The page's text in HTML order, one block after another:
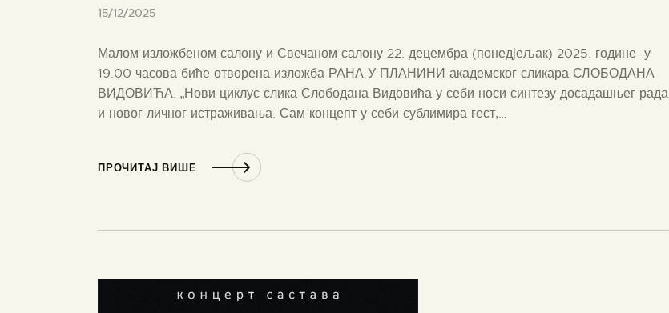
15/12/2025
Малом изложбеном салону и Свечаном салону 22. децембра (понедјељак) 2025. године у
19.00 часова биће отворена изложба РАНА У ПЛАНИНИ академског сликара СЛОБОДАНА
ВИДОВИЋА. „Нови циклус слика Слободана Видовића у себи носи синтезу досадашњег рада
и новог личног истраживања. Сам концепт у себи сублимира гест,…
ПРОЧИТАЈ ВИШЕ